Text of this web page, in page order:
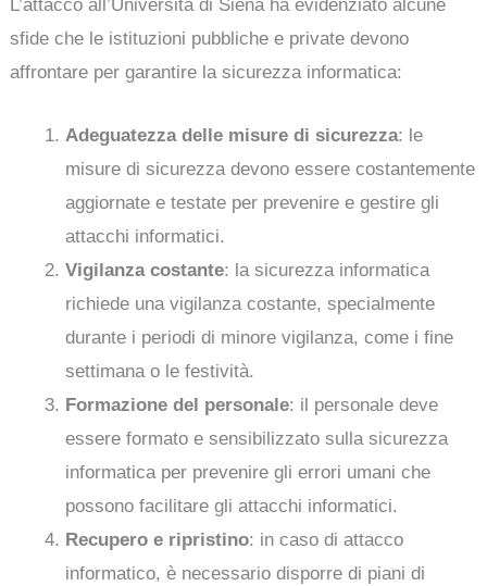
L’attacco all’Università di Siena ha evidenziato alcune
sfide che le istituzioni pubbliche e private devono
affrontare per garantire la sicurezza informatica:
Adeguatezza delle misure di sicurezza: le
misure di sicurezza devono essere costantemente
aggiornate e testate per prevenire e gestire gli
attacchi informatici.
Vigilanza costante: la sicurezza informatica
richiede una vigilanza costante, specialmente
durante i periodi di minore vigilanza, come i fine
settimana o le festività.
Formazione del personale: il personale deve
essere formato e sensibilizzato sulla sicurezza
informatica per prevenire gli errori umani che
possono facilitare gli attacchi informatici.
Recupero e ripristino: in caso di attacco
informatico, è necessario disporre di piani di